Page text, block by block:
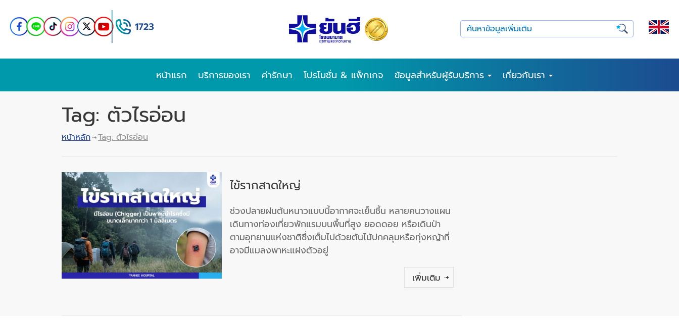
หน้าแรก บริการของเรา ค่ารักษา โปรโมชั่น & แพ็กเกจ ข้อมูลสำหรับผู้รับบริการ เกี่ยวกับเรา
Tag: ตัวไรอ่อน
หน้าหลัก Tag: ตัวไรอ่อน
ไข้รากสาดใหญ่
ช่วงปลายฝนต้นหนาวแบบนี้อากาศจะเย็นชื้น หลายคนวางแผน
เดินทางท่องเที่ยวพักแรมบนพื้นที่สูง ยอดดอย หรือเดินป่า
ตามอุทยานแห่งชาติซึ่งเต็มไปด้วยต้นไม้ปกคลุมหรือทุ่งหญ้าที่
อาจมีแมลงพาหะแฝงตัวอยู่
เพิ่มเติม